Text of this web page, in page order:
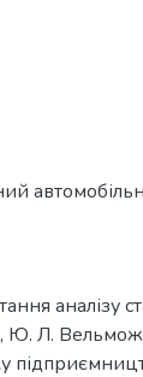
аналізу
Ю. Л.